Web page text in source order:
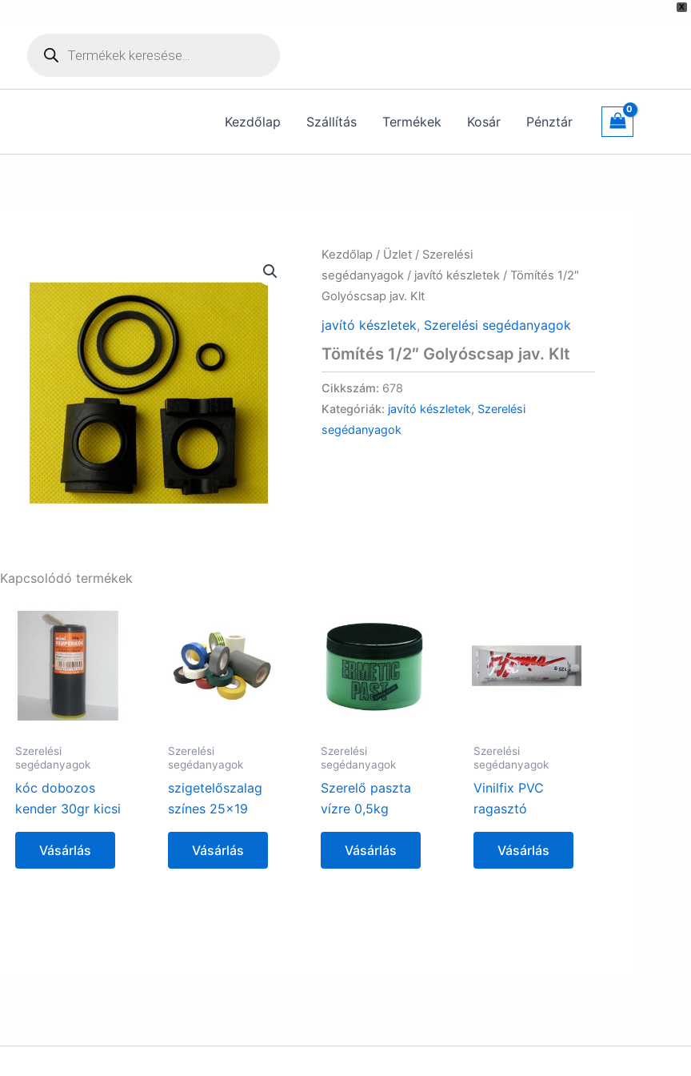
X
search
Kezdőlap Szállítás Termékek Kosár Pénztár
Kezdőlap / Üzlet/ Szerelési
segédanyagok/ javító készletek/ Tömítés 1/2″
Golyóscsap jav. Klt
javító készletek, Szerelési segédanyagok
Tömítés 1/2″ Golyóscsap jav. Klt
Cikkszám: 678
Kategóriák: javító készletek, Szerelési
segédanyagok
Kapcsolódó termékek
Szerelési
segédanyagok
kóc dobozos
kender 30gr kicsi
Vásárlás
Szerelési
segédanyagok
szigetelőszalag
színes 25×19
Vásárlás
Szerelési
segédanyagok
Szerelő paszta
vízre 0,5kg
Vásárlás
Szerelési
segédanyagok
Vinilfix PVC
ragasztó
Vásárlás